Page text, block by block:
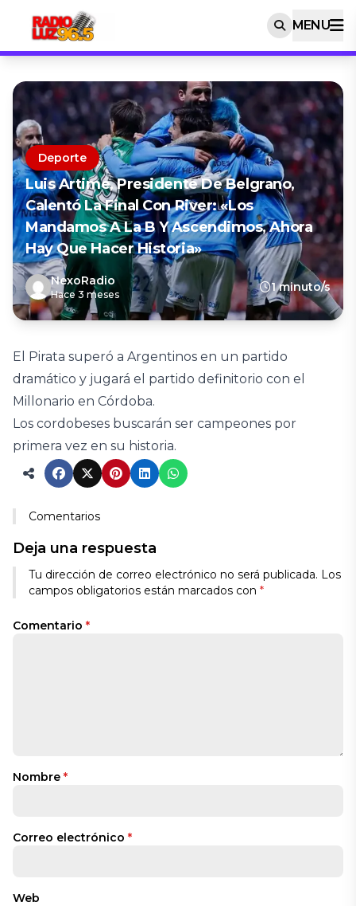
MENU
Deporte
Luis Artime, Presidente De Belgrano,
Calentó La Final Con River: «Los
Mandamos A La B Y Ascendimos, Ahora
Hay Que Hacer Historia»
NexoRadio
Hace 3 meses
1 minuto/s
El Pirata superó a Argentinos en un partido
dramático y jugará el partido definitorio con el
Millonario en Córdoba.
Los cordobeses buscarán ser campeones por
primera vez en su historia.
Comentarios
Deja una respuesta
Tu dirección de correo electrónico no será publicada. Los
campos obligatorios están marcados con *
Comentario *
Nombre *
Correo electrónico *
Web